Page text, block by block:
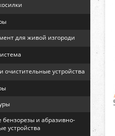
для живой изгороди
очистительные устройства
бензорезы и абразивно-
устройства